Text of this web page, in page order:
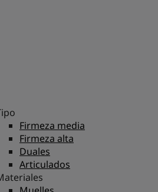
Firmeza media
Firmeza alta
Duales
Articulados